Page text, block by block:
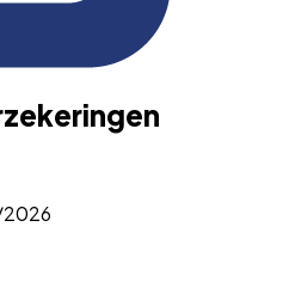
2026